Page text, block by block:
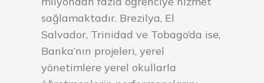
sağlamaktadır. Brezilya, El
Salvador, Trinidad ve Tobago’da ise,
Banka’nın projeleri, yerel
yönetimlere yerel okullarla